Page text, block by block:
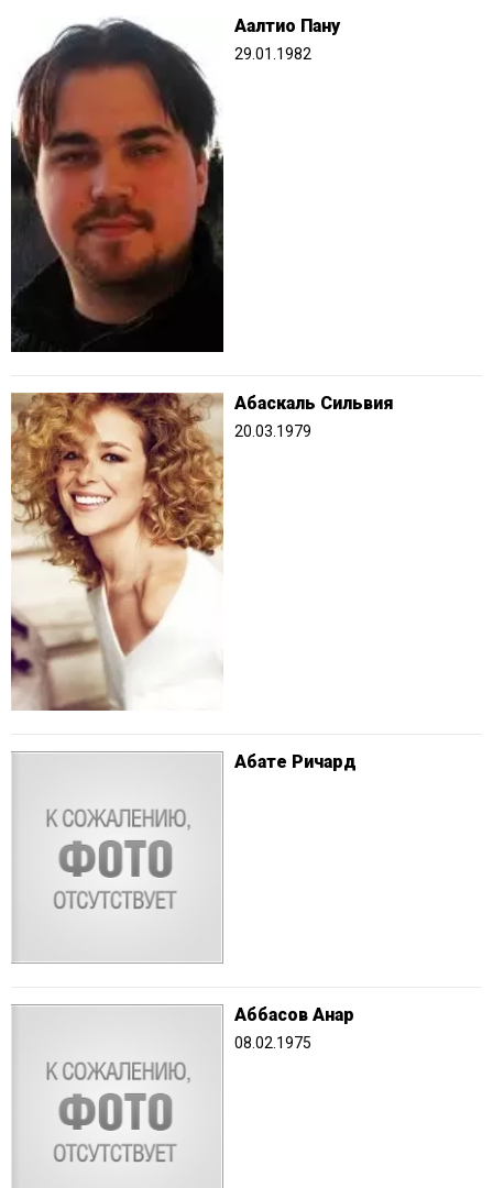
Аалтио Пану
29.01.1982
Абаскаль Сильвия
20.03.1979
Абате Ричард
Аббасов Анар
08.02.1975